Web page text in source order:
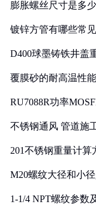
膨胀螺丝尺寸是多少
镀锌方管有哪些常
D400球墨铸铁井盖
覆膜砂的耐高温性
RU7088R功率
不锈钢通风 管道施
201不锈钢重量计算
M20螺纹大径和小
1-1/4 NPT螺纹参数